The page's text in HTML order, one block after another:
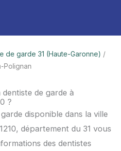
de garde 31 (Haute-Garonne) /
Polignan
de garde à
?
disponible dans la ville
département du 31 vous
des dentistes